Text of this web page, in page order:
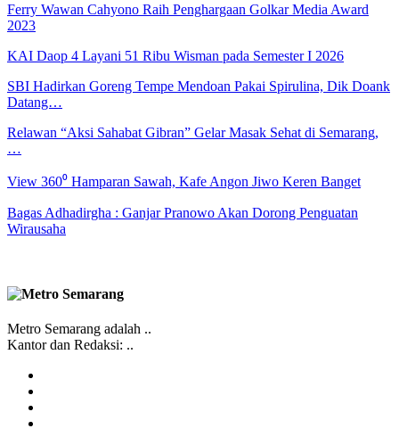
Ferry Wawan Cahyono Raih Penghargaan Golkar Media Award
2023
KAI Daop 4 Layani 51 Ribu Wisman pada Semester I 2026
SBI Hadirkan Goreng Tempe Mendoan Pakai Spirulina, Dik Doank
Datang…
Relawan “Aksi Sahabat Gibran” Gelar Masak Sehat di Semarang,
…
View 360⁰ Hamparan Sawah, Kafe Angon Jiwo Keren Banget
Bagas Adhadirgha : Ganjar Pranowo Akan Dorong Penguatan
Wirausaha
Metro Semarang adalah ..
Kantor dan Redaksi: ..